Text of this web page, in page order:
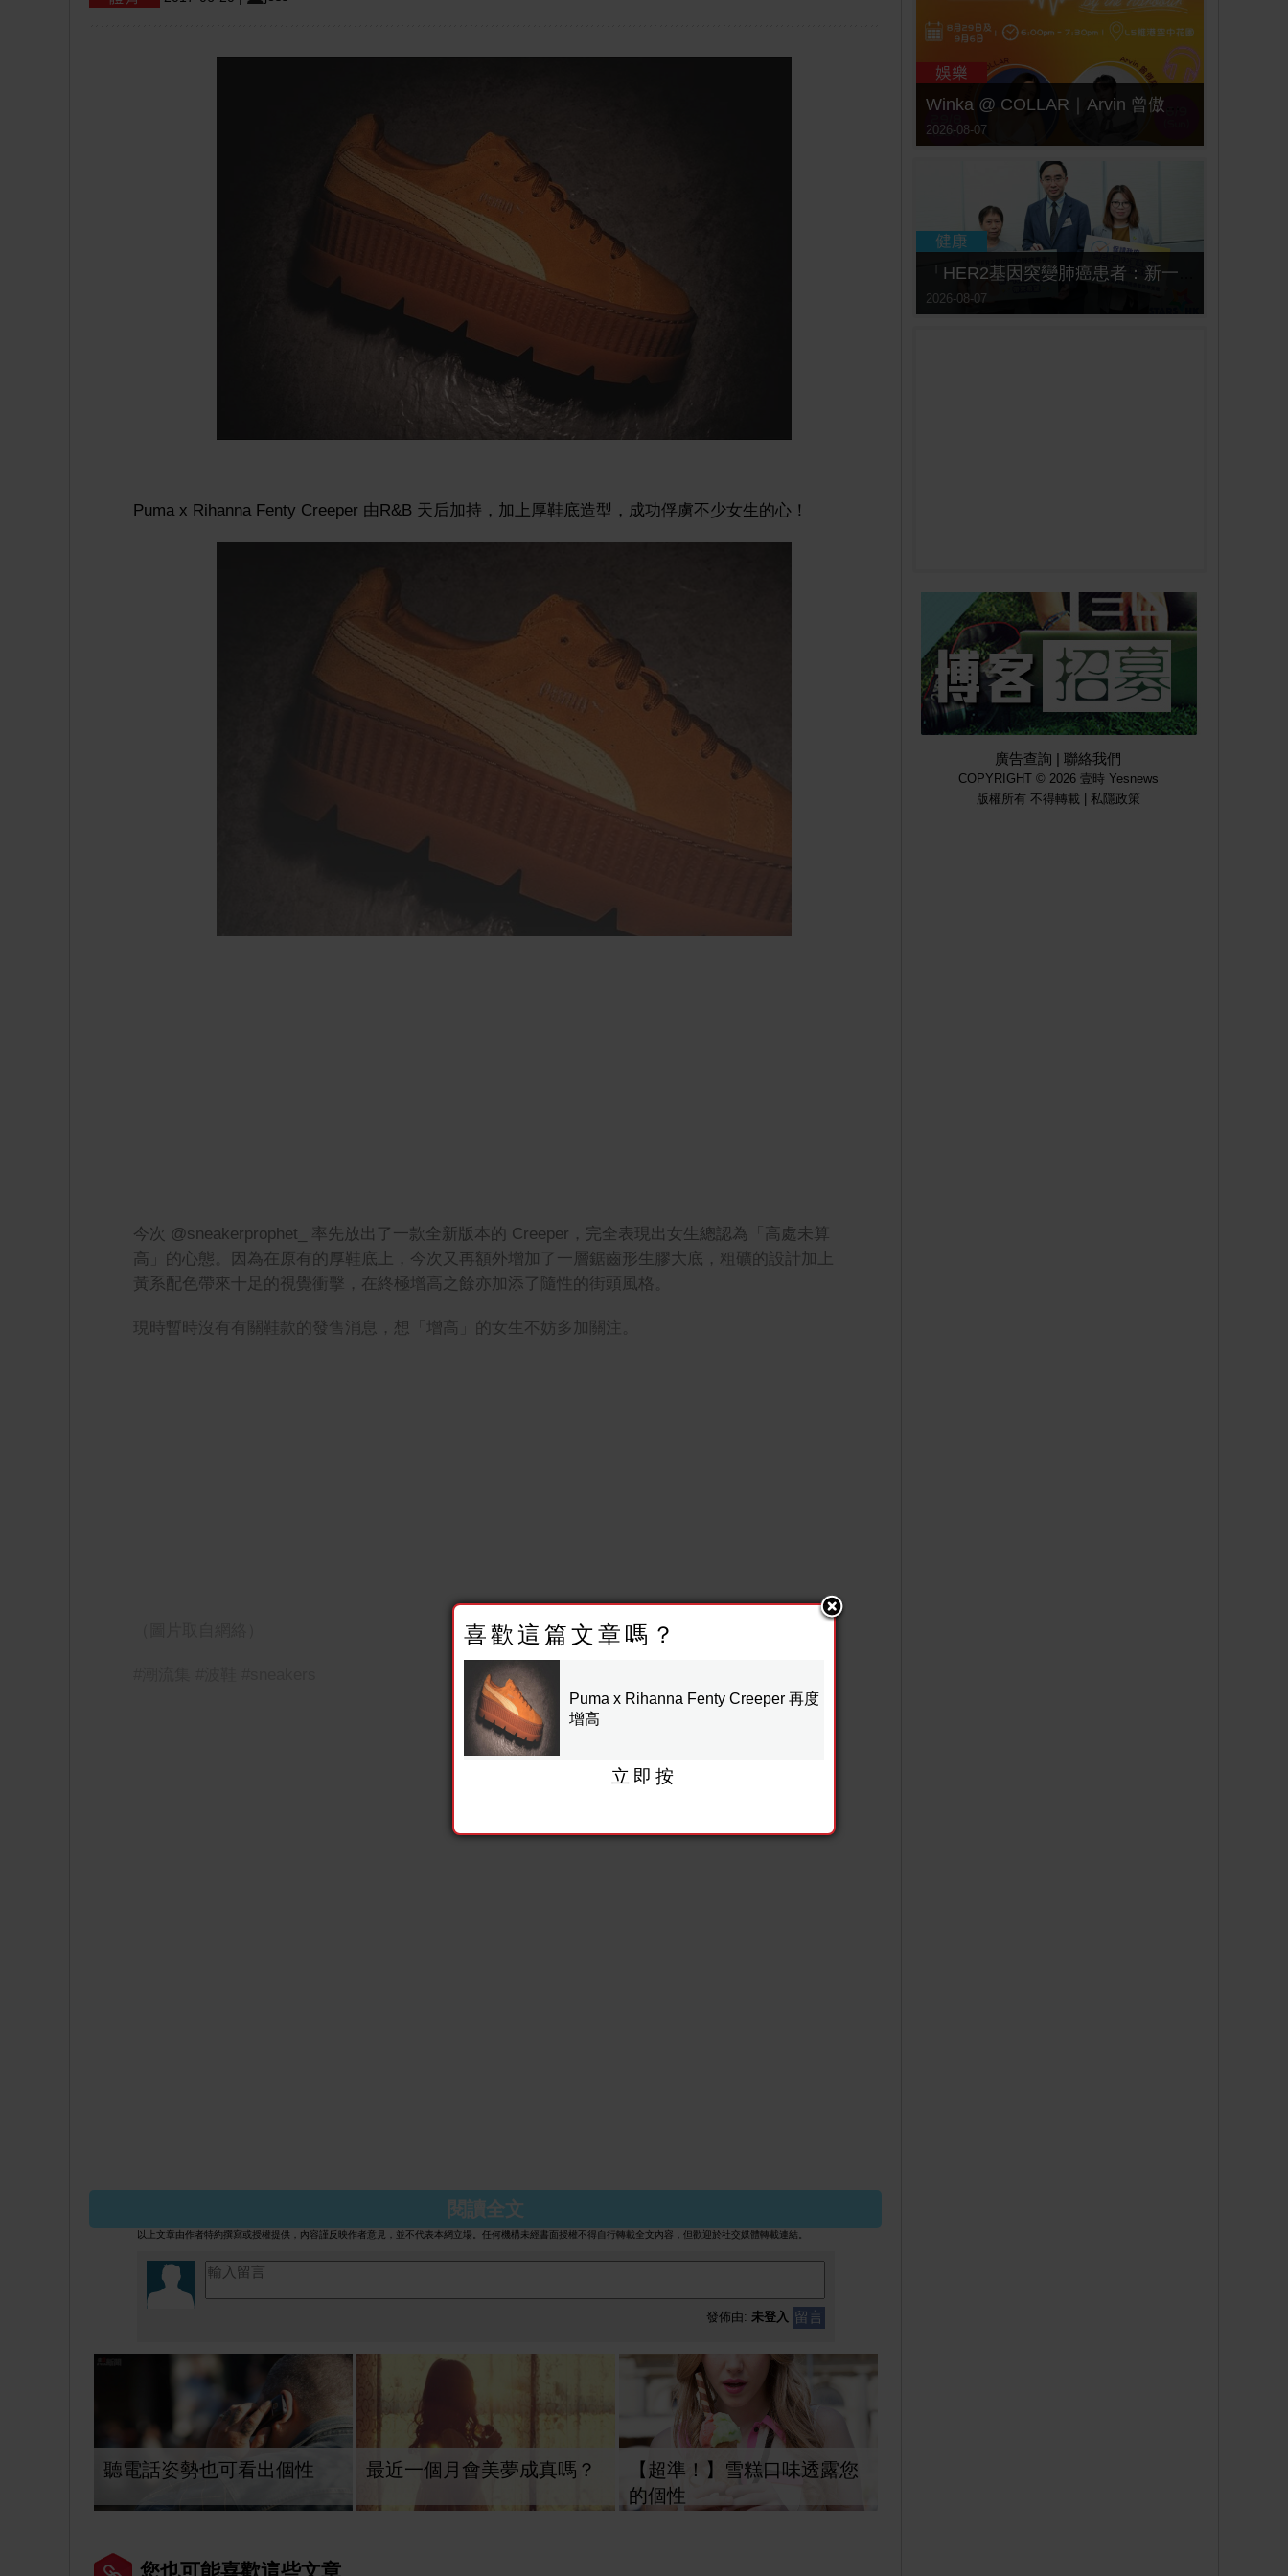
Puma x Rihanna Fenty Creeper 由R&B 天后加持，加上 厚鞋底造型，成功俘虜不少女生的心！
今次 @sneakerprophet_ 率先放出了一款全新版本的 Creeper，完全表現出女生總認為
高處未算
高」的心態。因為在原有的厚鞋底上，今次又再額外增加了一層鋸齒形生膠大底，粗礦的設計加上
黃系配色帶來十足的視覺衝擊，在終極增高之餘亦加添了隨性的街頭風格。
現時暫時沒有有關鞋款的發售消息，想 增高 的女生不妨多加關注。
閱讀全文
以上文章由作者特約撰寫或授權提供，內容謹反映作者意見，並不代表本網立場。任何機構未經書面授權不得自行轉載全文內容，但歡迎於社交媒體轉載連結。
發佈由: 未登入 留言
聽電話姿勢也可看出個性 最近一個月會美夢成真嗎？
【超準！】雪糕口味透露您
的個性
您也可能喜歡這些文章
2026-08-07
2026-08-07
廣告查詢 | 聯絡我們
COPYRIGHT © 2026 壹時 Yesnews
版權所有 不得轉載 | 私隱政策
喜歡這篇文章嗎？
Puma x Rihanna Fenty Creeper 再度
增高
立即按